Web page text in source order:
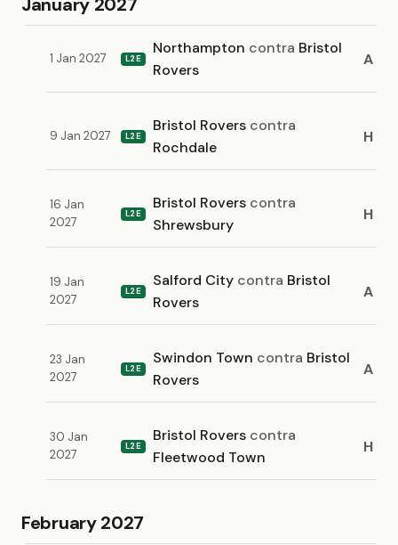
1 Jan 2027 L2E
Northampton contra Bristol
Rovers
A
9 Jan 2027 L2E
Bristol Rovers contra
Rochdale
H
16 Jan
2027
L2E
Bristol Rovers contra
Shrewsbury
H
19 Jan
2027
L2E
Salford City contra Bristol
Rovers
A
23 Jan
2027
L2E
Swindon Town contra Bristol
Rovers
A
30 Jan
2027
L2E
Bristol Rovers contra
Fleetwood Town
H
February 2027